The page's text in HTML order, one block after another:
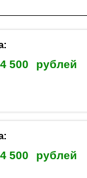
4 500 рублей
4 500 рублей